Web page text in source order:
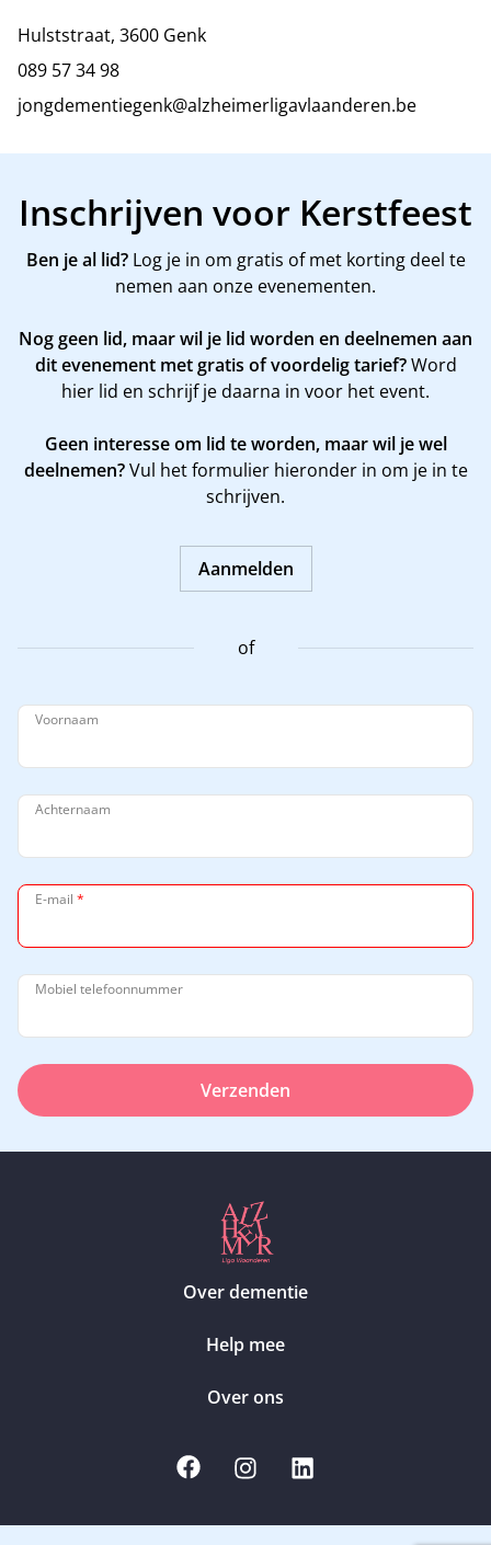
Hulststraat, 3600 Genk
089 57 34 98
jongdementiegenk@alzheimerligavlaanderen.be
Inschrijven voor Kerstfeest
Ben je al lid?Log je in om gratis of met korting deel te
nemen aan onze evenementen.
Nog geen lid, maar wil je lid worden en deelnemen aan
dit evenement met gratis of voordelig tarief?Word
hier lid en schrijf je daarna in voor het event.
Geen interesse om lid te worden, maar wil je wel
deelnemen?Vul het formulier hieronder in om je in te
schrijven.
Aanmelden
of
Voornaam
Achternaam
E-mail *
Mobiel telefoonnummer
Verzenden
Over dementie
Help mee
Over ons